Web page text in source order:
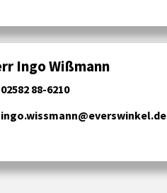
Ingo Wißmann
02582 88-6210
ingo.wissmann@everswinkel.de